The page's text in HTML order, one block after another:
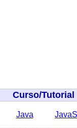
Curso/Tutorial
Java